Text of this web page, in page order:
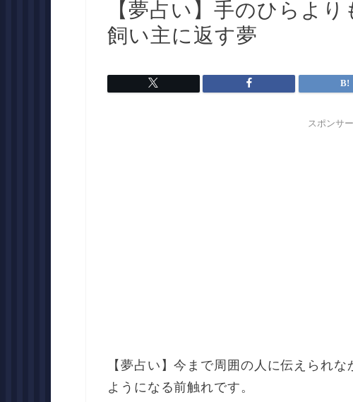
【夢占い】手のひらよ
飼い主に返す夢
スポンサ
【夢占い】今まで周囲の人に伝えられ
ようになる前触れです。